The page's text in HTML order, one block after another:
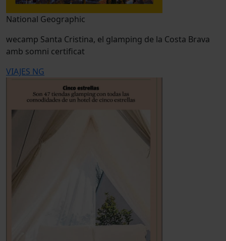
National Geographic
wecamp Santa Cristina, el glamping de la Costa Brava
amb somni certificat
VIAJES NG